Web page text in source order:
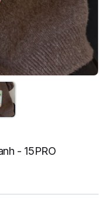
- 15PRO